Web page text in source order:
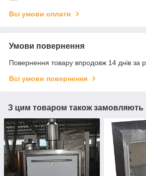
Всі умови оплати
Умови повернення
Повернення товару впродовж 14 днів за
Всі умови повернення
З цим товаром також замовляють